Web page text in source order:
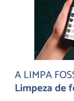
A LIMPA
Limpeza de